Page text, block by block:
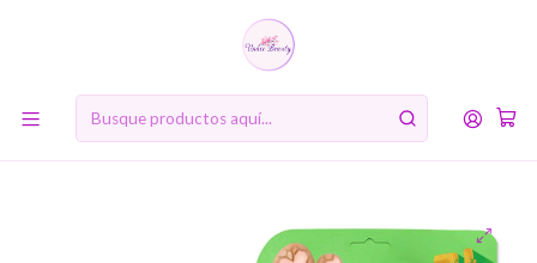
10% de descuento en tu primera compra online. Código: BIENVENIDA10
Witch Piggy Hell-Pore Turtle's Foot Pack (Elizaveccca) -
Mascarilla exfoliante para pies